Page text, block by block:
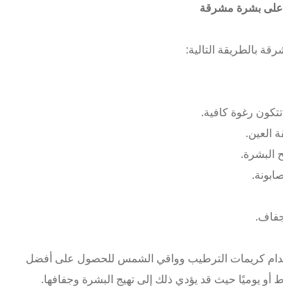
على بشرة مشرقة
بالطريقة التالية:
رغوة كافية.
العين.
كريمات الترطيب وواقي الشمس للحصول على أفضل
أو يوميًا حيث قد يؤدي ذلك إلى تهيج البشرة وجفافها.